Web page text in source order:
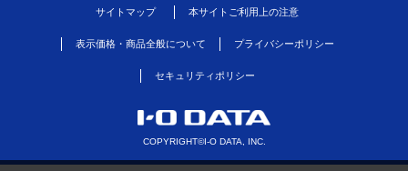
サイトマップ 本サイトご利用上の注意
表示価格・商品全般について プライバシーポリシー
セキュリティポリシー
COPYRIGHT©I-O DATA, INC.